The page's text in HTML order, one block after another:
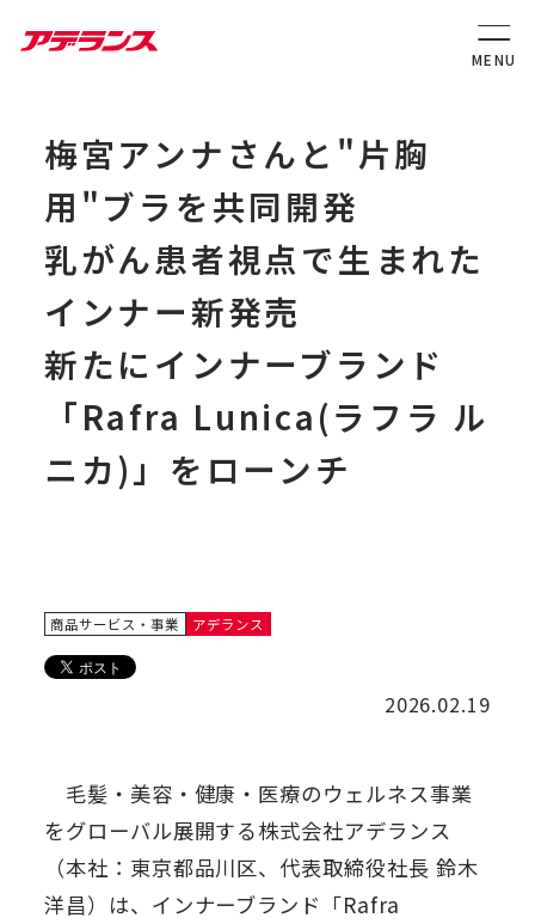
梅宮アンナさんと"片胸
用"ブラを共同開発
乳がん患者視点で生まれた
インナー新発売
新たにインナーブランド
「Rafra Lunica(ラフラ ル
ニカ)」をローンチ
商品サービス・事業 アデランス
2026.02.19
毛髪・美容・健康・医療のウェルネス事業
をグローバル展開する株式会社アデランス
（本社：東京都品川区、代表取締役社長 鈴木
洋昌）は、インナーブランド「Rafra